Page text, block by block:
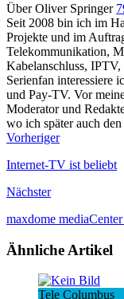
Über Oliver Springer
Seit 2008 bin ich im
Projekte und im
Telekommunikation,
Kabelanschluss,
Serienfan interessiere
und Pay-TV. Vor
Moderator und
wo ich später auch
Vorheriger
Internet-TV ist beliebt
Nächster
maxdome
Ähnliche Artikel
Tele Columbus